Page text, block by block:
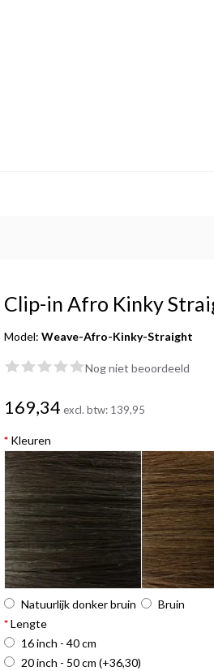
Clip-in Afro Kinky
Model:Weave-Afro-Kinky-Straight
Nog niet beoordeeld
169,34 excl. btw: 139,95
* Kleuren
Natuurlijk donker bruin Bruin
*Lengte
16 inch - 40 cm
20 inch - 50 cm(+36,30)